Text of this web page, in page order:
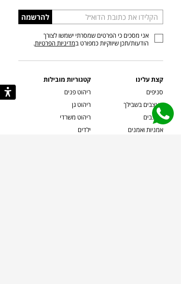
הכניסו
כתובת
דוא”ל
להרשמה
אני מסכים כי הפרטים שמסרתי ישמשו לצורך
הודעות/תכן שיווקיות כמפורט במדיניות הפרטיות.
קצת עלינו
סניפים
מעצבים בשבילך
מעצבים
אמניות ואמנים
קטגוריות מובילות
ריהוט פנים
ריהוט גן
ריהוט משרדי
ילדים